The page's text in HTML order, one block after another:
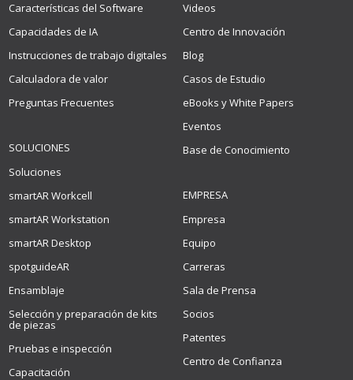
Características del Software
Capacidades de IA
Instrucciones de trabajo digitales
Calculadora de valor
Preguntas Frecuentes
SOLUCIONES
Soluciones
smartAR Workcell
smartAR Workstation
smartAR Desktop
spotguideAR
Ensamblaje
Selección y preparación de kits
de piezas
Pruebas e inspección
Capacitación
Videos
Centro de Innovación
Blog
Casos de Estudio
eBooks y White Papers
Eventos
Base de Conocimiento
EMPRESA
Empresa
Equipo
Carreras
Sala de Prensa
Socios
Patentes
Centro de Confianza